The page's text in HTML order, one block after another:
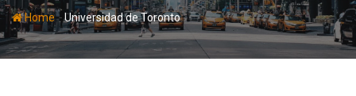
Home-Universidad de Toronto